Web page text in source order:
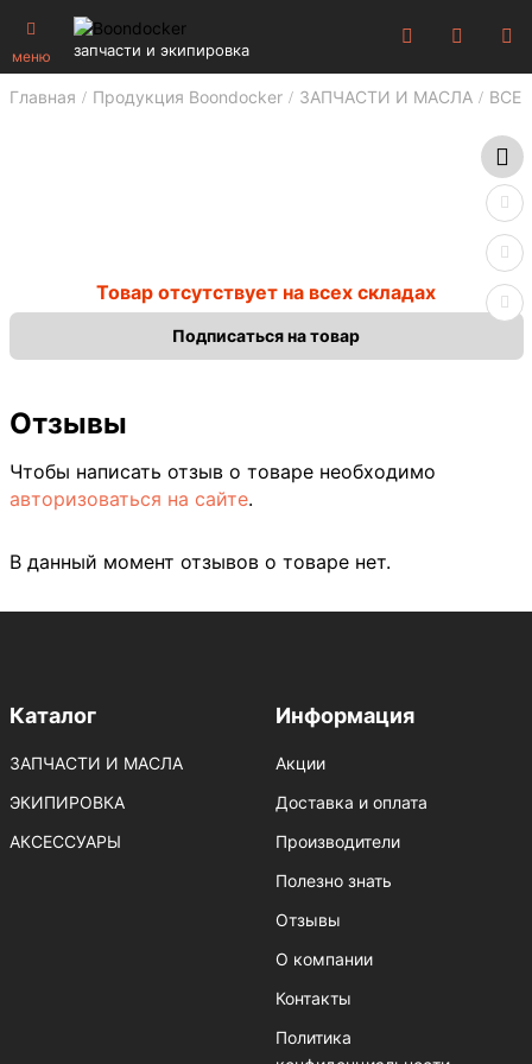
меню запчасти и экипировка
Главная Продукция Boondocker ЗАПЧАСТИ И МАСЛА ВСЕ
Товар отсутствует на всех складах
Подписаться на товар
Отзывы
Чтобы написать отзыв о товаре необходимо
авторизоваться на сайте.
В данный момент отзывов о товаре нет.
Каталог
ЗАПЧАСТИ И МАСЛА
ЭКИПИРОВКА
АКСЕССУАРЫ
Информация
Акции
Доставка и оплата
Производители
Полезно знать
Отзывы
О компании
Контакты
Политика